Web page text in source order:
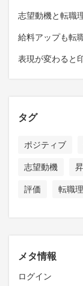
志望動機と転職
給料アップも転
表現が変わると
タグ
ポジティブ
志望動機
評価
転職
メタ情報
ログイン